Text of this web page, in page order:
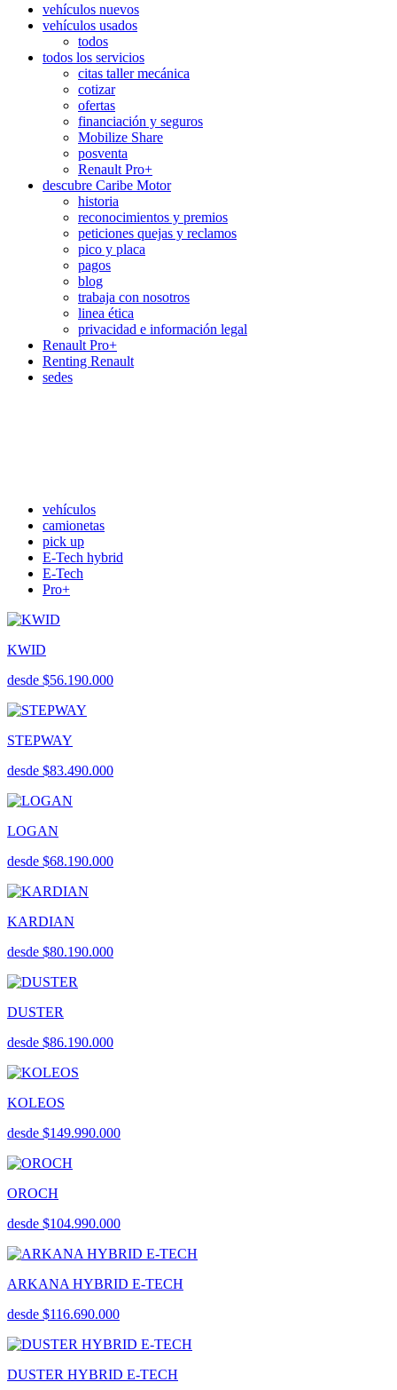
vehículos nuevos
vehículos usados
todos
todos los servicios
citas taller mecánica
cotizar
ofertas
financiación y seguros
Mobilize Share
posventa
Renault Pro+
descubre Caribe Motor
historia
reconocimientos y premios
peticiones quejas y reclamos
pico y placa
pagos
blog
trabaja con nosotros
linea ética
privacidad e información legal
Renault Pro+
Renting Renault
sedes
vehículos
camionetas
pick up
E-Tech hybrid
E-Tech
Pro+
KWID
desde $56.190.000
STEPWAY
desde $83.490.000
LOGAN
desde $68.190.000
KARDIAN
desde $80.190.000
DUSTER
desde $86.190.000
KOLEOS
desde $149.990.000
OROCH
desde $104.990.000
ARKANA HYBRID E-TECH
desde $116.690.000
DUSTER HYBRID E-TECH